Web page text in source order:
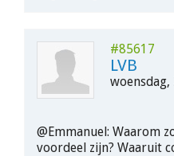
#85617
LVB
@Emmanuel: Waarom
voordeel zijn? Waaruit